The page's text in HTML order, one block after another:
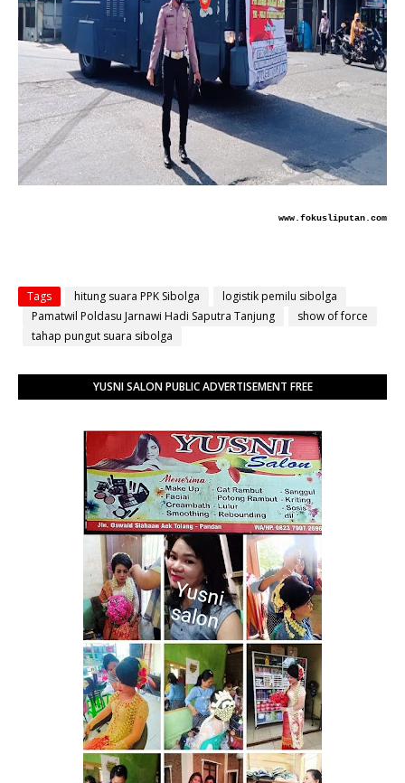
www.fokusliputan.com
Tags hitung suara PPK Sibolga
logistik pemilu sibolga
Pamatwil Poldasu Jarnawi Hadi Saputra Tanjung
show of force
tahap pungut suara sibolga
YUSNI SALON PUBLIC ADVERTISEMENT FREE